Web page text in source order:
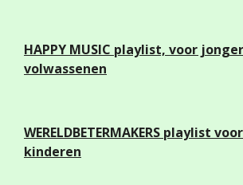
HAPPY MUSIC playlist, voor
volwassenen
WERELDBETERMAKERS playlist
kinderen